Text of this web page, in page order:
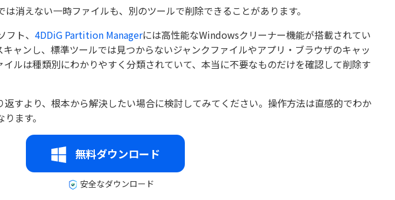
消えない一時ファイルも、別のツールで削除できることがあります。
ト、 4DDiG Partition Managerには高性能なWindowsクリーナー機能が搭載されてい
ャンし、標準ツールでは見つからないジャンクファイルやアプリ・ブラウザのキャッ
ルは種類別にわかりやすく分類されていて、本当に不要なものだけを確認して削除す
すより、根本から解決したい場合に検討してみてください。操作方法は直感的でわか
ます。
無料ダウンロード
安全なダウンロード